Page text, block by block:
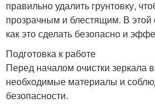
правильно удалить грунтовку,
прозрачным и блестящим. В этой
как это сделать безопасно и
Подготовка к работе
Перед началом очистки зеркала
необходимые материалы и
безопасности.